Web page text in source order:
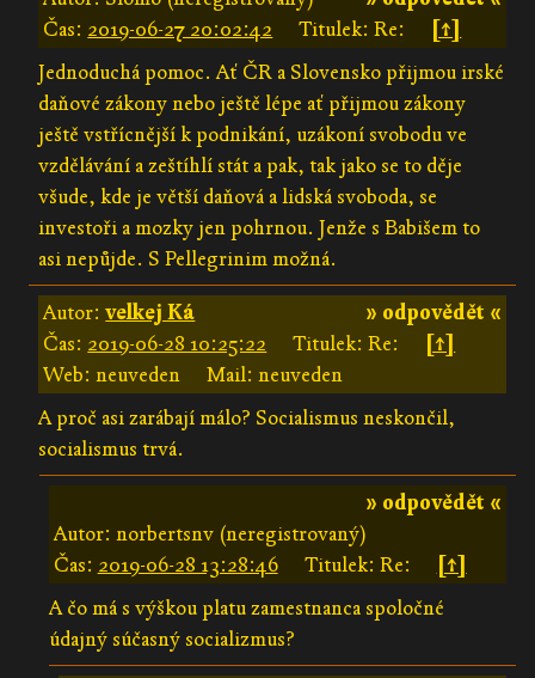
Čas: 2019-06-27 20:02:42 Titulek: Re:
[↑]
Jednoduchá pomoc. Ať ČR a Slovensko přijmou irské
daňové zákony nebo ještě lépe ať přijmou zákony
ještě vstřícnější k podnikání, uzákoní svobodu ve
vzdělávání a zeštíhlí stát a pak, tak jako se to děje
všude, kde je větší daňová a lidská svoboda, se
investoři a mozky jen pohrnou. Jenže s Babišem to
asi nepůjde. S Pellegrinim možná.
» odpovědět «
Autor:velkej Ká
Čas: 2019-06-28 10:25:22 Titulek: Re:
[↑]
Web: neuveden
Mail: neuveden
A proč asi zarábají málo? Socialismus neskončil,
socialismus trvá.
» odpovědět «
Autor: norbertsnv (neregistrovaný)
Čas: 2019-06-28 13:28:46 Titulek: Re:
[↑]
A čo má s výškou platu zamestnanca spoločné
údajný súčasný socializmus?